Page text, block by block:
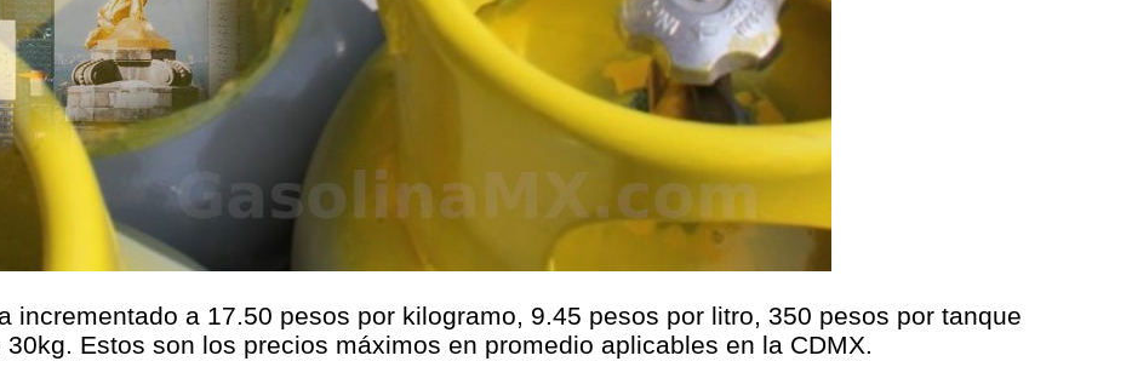
incrementado a 17.50 pesos por kilogramo, 9.45 pesos por litro, 350 pesos por tanque
Estos son los precios máximos en promedio aplicables en la CDMX.